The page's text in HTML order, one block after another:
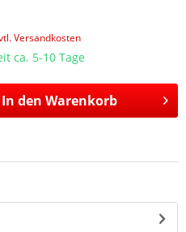
Versandkosten
ca. 5-10 Tage
In den Warenkorb